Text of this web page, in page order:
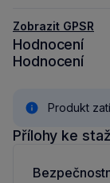
Zobrazit GPSR
Hodnocení
Hodnocení
Produkt
Přílohy ke